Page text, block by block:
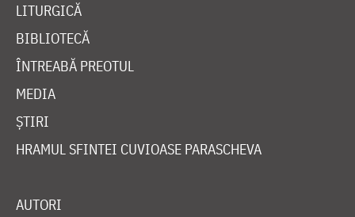
LITURGICĂ
BIBLIOTECĂ
ÎNTREABĂ PREOTUL
MEDIA
ȘTIRI
HRAMUL SFINTEI CUVIOASE PARASCHEVA
AUTORI